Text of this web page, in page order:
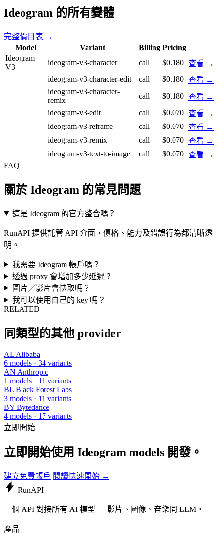
Ideogram 的所有變體
完整價目表 →
Model
Variant Billing Pricing
Ideogram
V3
ideogram-v3-character call $0.180 查看 →
ideogram-v3-character-edit
call $0.180 查看 →
ideogram-v3-character-
remix
call $0.180 查看 →
ideogram-v3-edit
call $0.070 查看 →
ideogram-v3-reframe
call $0.070 查看 →
ideogram-v3-remix
call $0.070 查看 →
ideogram-v3-text-to-image
call $0.070 查看 →
FAQ
關於 Ideogram 的常見問題
這是 Ideogram 的官方整合嗎？
RunAPI 提供託管 API 介面，價格、能力及錯誤行為都清晰透
明。
我需要 Ideogram 帳戶嗎？
透過 proxy 會增加多少延遲？
圖片／影片會快取嗎？
我可以使用自己的 key 嗎？
RELATED
同類型的其他 provider
ALAlibaba
6 models · 34 variants
AN Anthropic
1 models · 11 variants
BL Black Forest Labs
3 models · 11 variants
BY Bytedance
4 models · 17 variants
立即開始
立即開始使用 Ideogram models 開發。
建立免費帳戶 閱讀快速開始 →
RunAPI
一個 API 對接所有 AI 模型 — 影片、圖像、音樂同 LLM。
產品